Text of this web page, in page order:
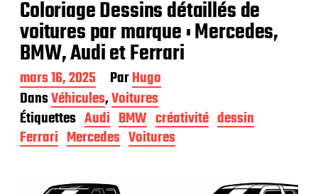
Coloriage Dessins détaillés de
voitures par marque : Mercedes,
BMW, Audi et Ferrari
D
a
t
e
d
e
mars 16, 2025 ParHugo
DansVéhicules,Voitures
Étiquettes Audi BMW créativité dessin
Ferrari Mercedes Voitures